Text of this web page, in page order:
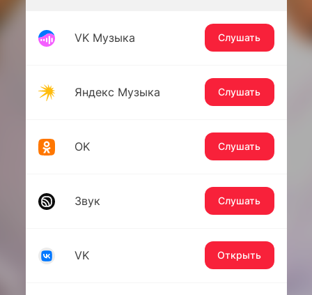
VK Музыка Слушать
Яндекс Музыка Слушать
OK Слушать
Звук Слушать
VK Открыть